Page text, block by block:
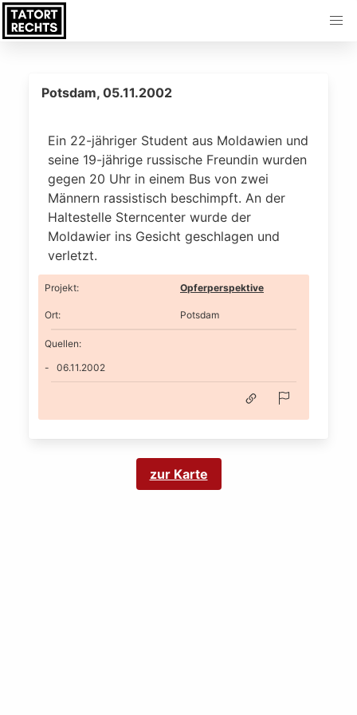
Potsdam, 05.11.2002
Ein 22-jähriger Student aus Moldawien und
seine 19-jährige russische Freundin wurden
gegen 20 Uhr in einem Bus von zwei
Männern rassistisch beschimpft. An der
Haltestelle Sterncenter wurde der
Moldawier ins Gesicht geschlagen und
verletzt.
Projekt: Opferperspektive
Ort: Potsdam
Quellen:
06.11.2002
zur Karte